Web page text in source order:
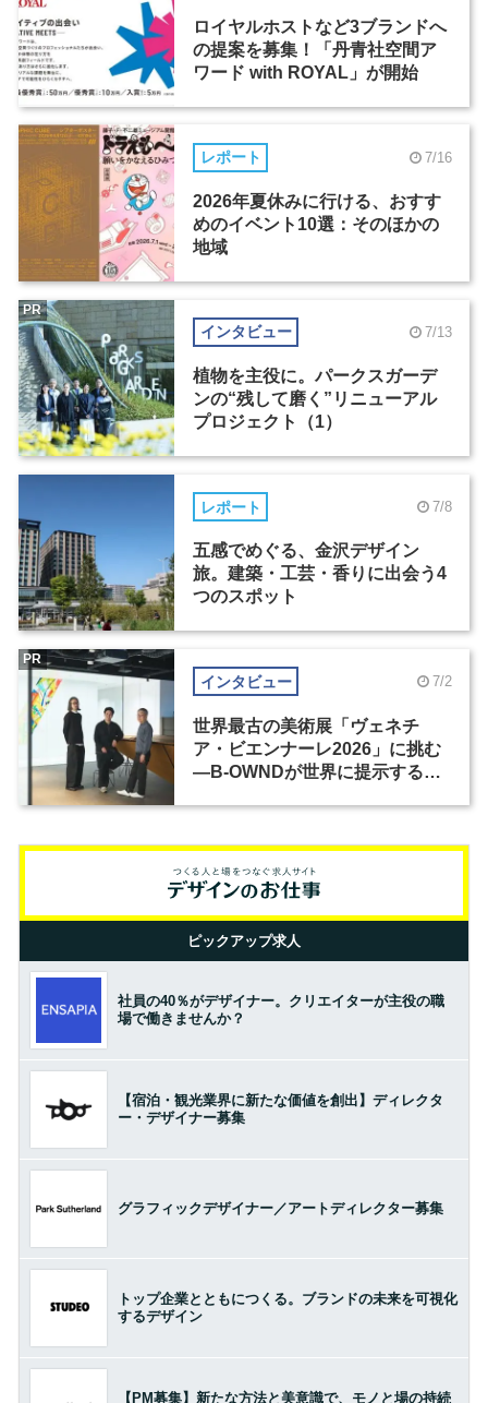
ロイヤルホストなど3ブランドへ
の提案を募集！「丹青社空間ア
ワード with ROYAL」が開始
レポート 7/16
2026年夏休みに行ける、おすす
めのイベント10選：そのほかの
地域
インタビュー 7/13
植物を主役に。パークスガーデ
ンの“残して磨く”リニューアル
プロジェクト（1）
PR
レポート 7/8
五感でめぐる、金沢デザイン
旅。建築・工芸・香りに出会う4
つのスポット
インタビュー 7/2
世界最古の美術展「ヴェネチ
ア・ビエンナーレ2026」に挑む
―B-OWNDが世界に提示する美
PR
ピックアップ求人
社員の40％がデザイナー。クリエイターが主役の職
場で働きませんか？
【宿泊・観光業界に新たな価値を創出】ディレクタ
ー・デザイナー募集
グラフィックデザイナー／アートディレクター募集
トップ企業とともにつくる。ブランドの未来を可視化
するデザイン
【PM募集】新たな方法と美意識で、モノと場の持続